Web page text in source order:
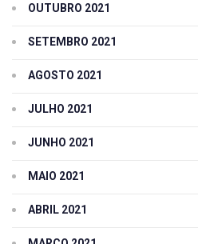
OUTUBRO 2021
SETEMBRO 2021
AGOSTO 2021
JULHO 2021
JUNHO 2021
MAIO 2021
ABRIL 2021